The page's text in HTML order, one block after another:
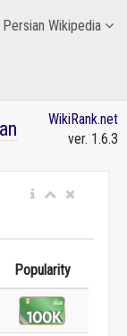
Persian Wikipedia
WikiRank.net
ver. 1.6.3
Popularity